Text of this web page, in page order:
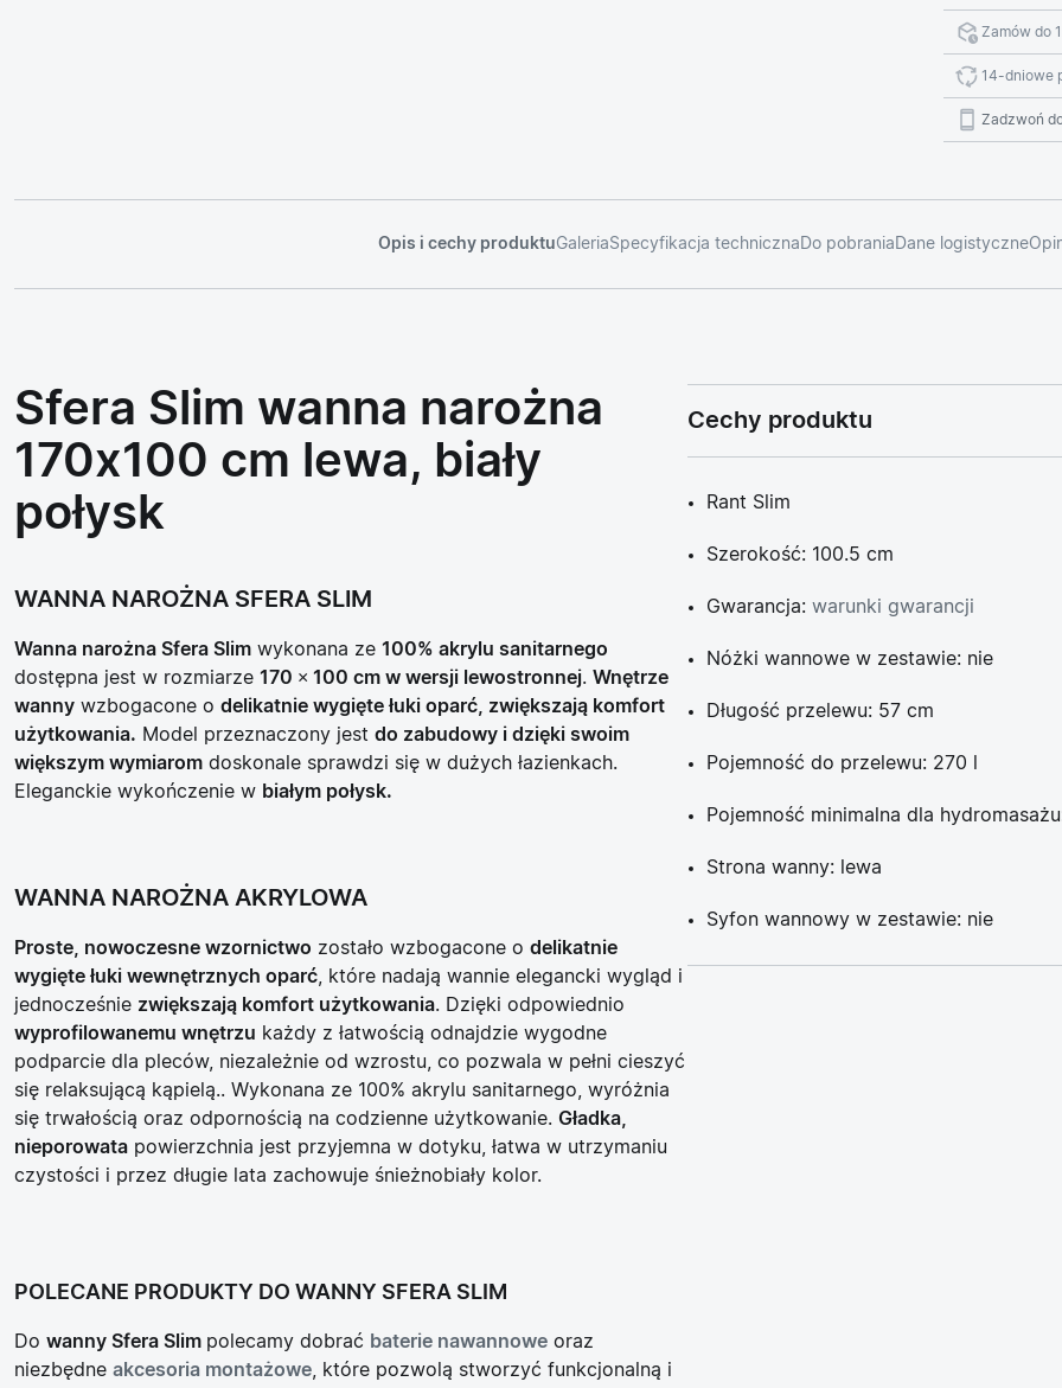
Zamów do
14-dniowe
Zadzwoń
Opis i cechy produktuGaleriaSpecyfikacja techniczna Do pobrania Dane logistyczne
Sfera Slim wanna narożna
170x100 cm lewa, biały
połysk
WANNA NAROŻNA SFERA SLIM
Wanna narożna Sfera Slim wykonana ze 100% akrylu sanitarnego
dostępna jest w rozmiarze 170 × 100 cm w wersji lewostronnej. Wnętrze
wanny wzbogacone o delikatnie wygięte łuki oparć, zwiększają komfort
użytkowania. Model przeznaczony jest do zabudowy i dzięki swoim
większym wymiarom doskonale sprawdzi się w dużych łazienkach.
Eleganckie wykończenie w białym połysk.
WANNA NAROŻNA AKRYLOWA
Proste, nowoczesne wzornictwo zostało wzbogacone o delikatnie
wygięte łuki wewnętrznych oparć , które nadają wannie elegancki wygląd i
jednocześnie zwiększają komfort użytkowania. Dzięki odpowiednio
wyprofilowanemu wnętrzu każdy z łatwością odnajdzie wygodne
podparcie dla pleców, niezależnie od wzrostu, co pozwala w pełni cieszyć
się relaksującą kąpielą.. Wykonana ze 100% akrylu sanitarnego, wyróżnia
się trwałością oraz odpornością na codzienne użytkowanie. Gładka,
nieporowata powierzchnia jest przyjemna w dotyku, łatwa w utrzymaniu
czystości i przez długie lata zachowuje śnieżnobiały kolor.
POLECANE PRODUKTY DO WANNY SFERA SLIM
Do wanny Sfera Slim polecamy dobrać baterie nawannowe oraz
niezbędne akcesoria montażowe , które pozwolą stworzyć funkcjonalną i
Cechy produktu
Rant Slim
Szerokość: 100.5 cm
Gwarancja: warunki gwarancji
Nóżki wannowe w zestawie: nie
Długość przelewu: 57 cm
Pojemność do przelewu: 270 l
Pojemność minimalna dla hydromasażu:
Strona wanny: lewa
Syfon wannowy w zestawie: nie